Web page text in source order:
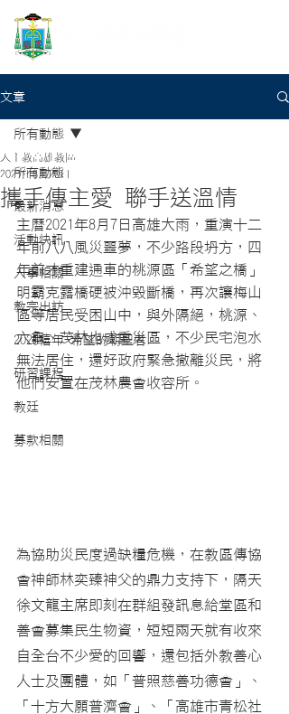
文章
所有動態
最新消息
活動快訊
人事相關
教宗出訪
2025禧年-希望的朝聖者
研習課程
教廷
募款相關
所有動態
攜手傳主愛 聯手送溫情
天主教高雄教區
2021年8月20日
主曆2021年8月7日高雄大雨，重演十二
年前八八風災噩夢，不少路段坍方，四
年前才重建通車的桃源區「希望之橋」
明霸克露橋硬被沖毀斷橋，再次讓梅山
區等居民受困山中，與外隔絕，桃源、
六龜、茂林也成重災區，不少民宅泡水
無法居住，還好政府緊急撤離災民，將
他們安置在茂林農會收容所。
為協助災民度過缺糧危機，在教區傳協
會神師林奕臻神父的鼎力支持下， 隔天
徐文龍主席即刻在群組發訊息給堂區和
善會募集民生物資，短短兩天就有收來
自全台不少愛的回響，還包括外教善心
人士及團體，如「普照慈善功德會」、
「十方大願普濟會」、「高雄市青松社